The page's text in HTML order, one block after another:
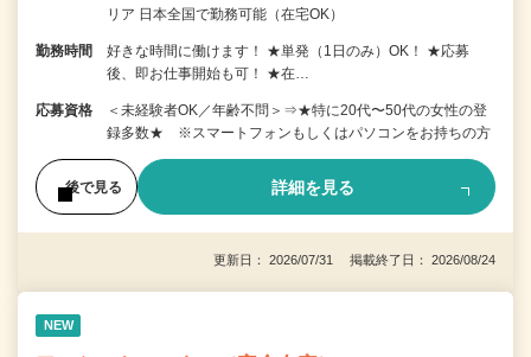
リア 日本全国で勤務可能（在宅OK）
勤務時間
好きな時間に働けます！ ★単発（1日のみ）OK！ ★応募
後、即お仕事開始も可！ ★在…
応募資格
＜未経験者OK／年齢不問＞⇒★特に20代〜50代の女性の登
録多数★ ※スマートフォンもしくはパソコンをお持ちの方
後で見る 詳細を見る
更新日： 2026/07/31 掲載終了日： 2026/08/24
NEW